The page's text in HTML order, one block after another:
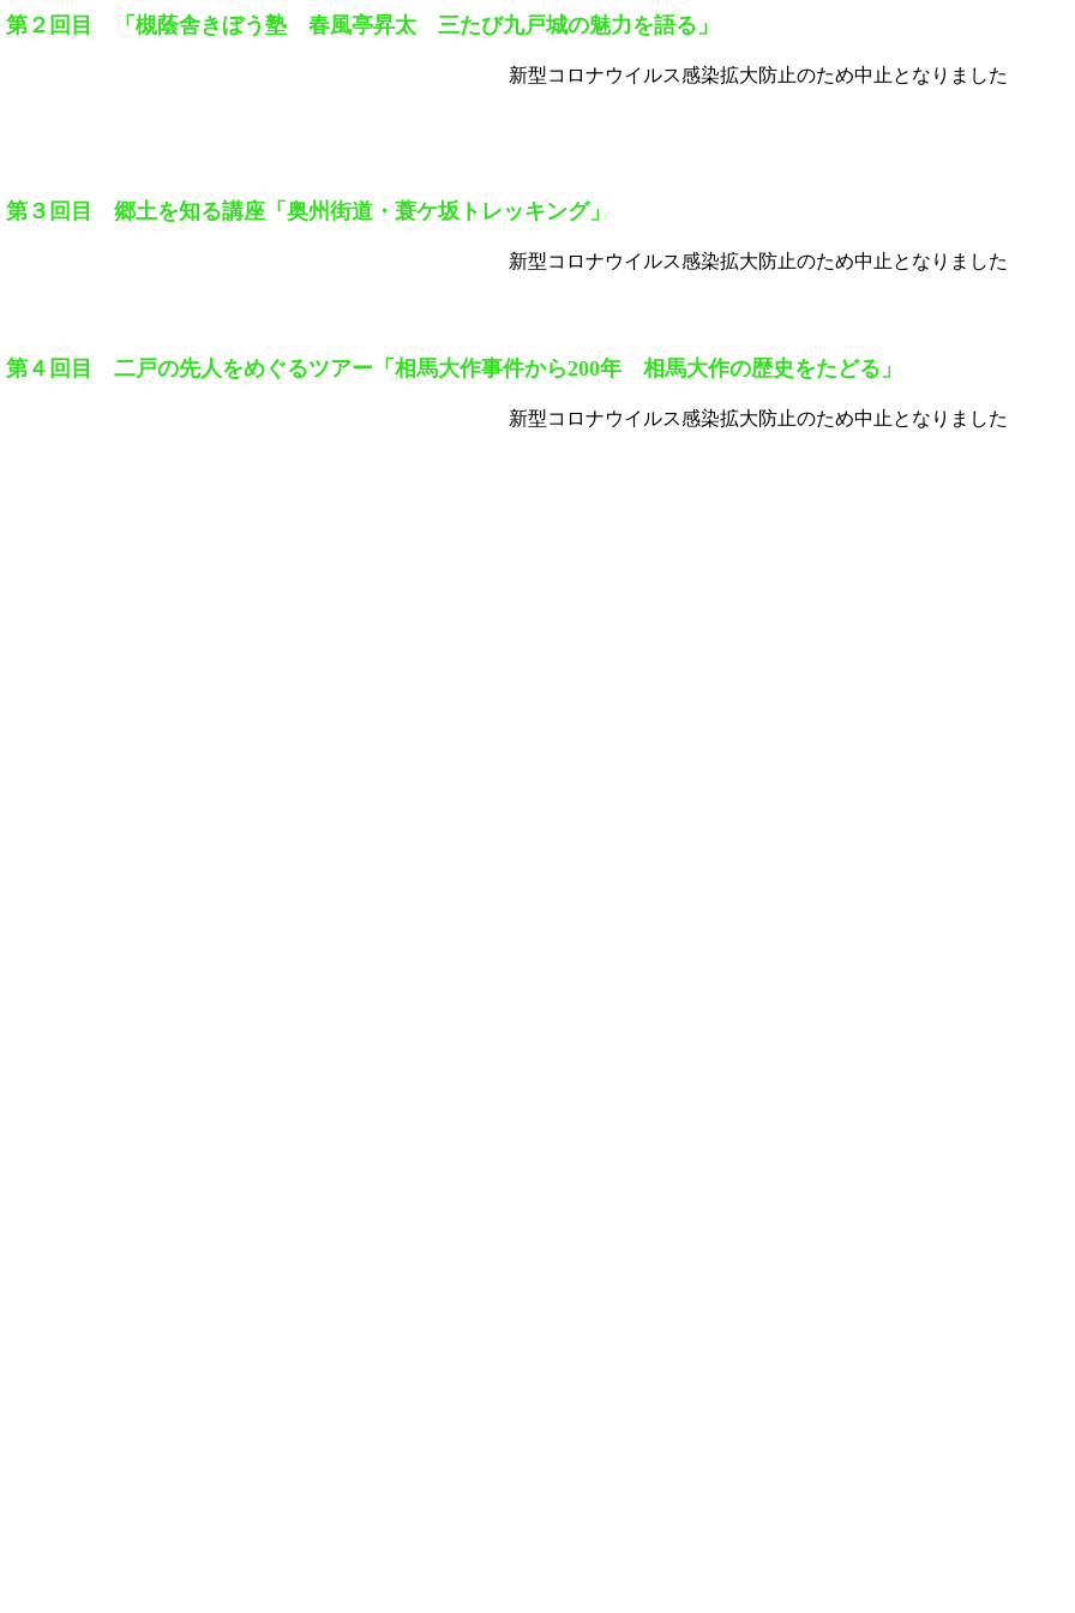
第２回目 「槻蔭舎きぼう塾 春風亭昇太 三たび九戸城の魅力を語る」
新型コロナウイルス感染拡大防止のため中止となりました
第３回目 郷土を知る講座「奥州街道・蓑ケ坂トレッキング」
新型コロナウイルス感染拡大防止のため中止となりました
第４回目 二戸の先人をめぐるツアー「相馬大作事件から200年 相馬大作の歴史をたどる」
新型コロナウイルス感染拡大防止のため中止となりました